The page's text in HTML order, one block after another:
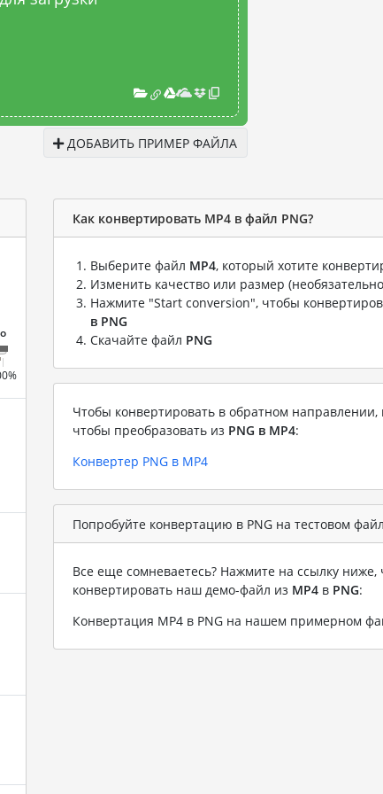
ДОБАВИТЬ ПРИМЕР ФАЙЛА
Как конвертировать MP4 в файл PNG?
Выберите файл MP4, который хотите
Изменить качество или размер
Нажмите "Start conversion", чтобы
в PNG
Скачайте файл PNG
Чтобы конвертировать в обратном направлении,
чтобы преобразовать из PNG в MP4:
Конвертер PNG в MP4
Попробуйте конвертацию в PNG на тестовом
Все еще сомневаетесь? Нажмите на ссылку ниже,
конвертировать наш демо-файл из MP4 в PNG:
Конвертация MP4 в PNG на нашем примерном